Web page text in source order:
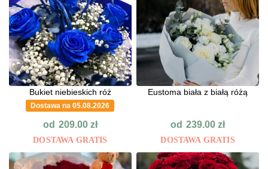
Bukiet niebieskich róż
Dostawa na 05.08.2026
od 209.00 zł
DOSTAWA GRATIS
Eustoma biała z białą różą
od 239.00zł
DOSTAWA GRATIS